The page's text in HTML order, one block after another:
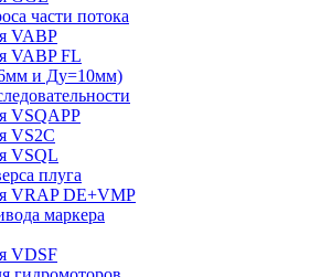
части потока
VABP
VABP FL
и Ду=10мм)
VSQAPP
VS2C
VSQL
плуга
VRAP DE+VMP
маркера
VDSF